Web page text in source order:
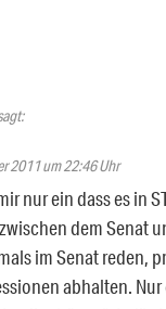
2011 um 22:46 Uhr
nur ein dass es in
dem Senat
im Senat reden,
abhalten.